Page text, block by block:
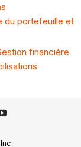
du portefeuille et
financière